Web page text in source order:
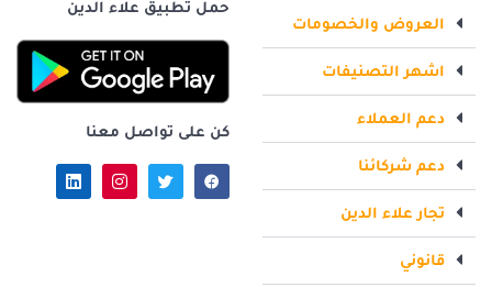
العروض والخصومات
اشهر التصنيفات
دعم العملاء
دعم شركائنا
تجار علاء الدين
قانوني
حمل تطبيق علاء الدين
كن على تواصل معنا